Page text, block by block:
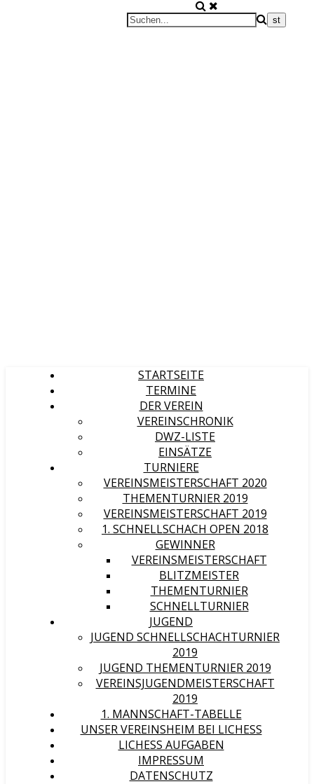
STARTSEITE
TERMINE
DER VEREIN
VEREINSCHRONIK
DWZ-LISTE
EINSÄTZE
TURNIERE
VEREINSMEISTERSCHAFT 2020
THEMENTURNIER 2019
VEREINSMEISTERSCHAFT 2019
1. SCHNELLSCHACH OPEN 2018
GEWINNER
VEREINSMEISTERSCHAFT
BLITZMEISTER
THEMENTURNIER
SCHNELLTURNIER
JUGEND
JUGEND SCHNELLSCHACHTURNIER
2019
JUGEND THEMENTURNIER 2019
VEREINSJUGENDMEISTERSCHAFT
2019
1. MANNSCHAFT-TABELLE
UNSER VEREINSHEIM BEI LICHESS
LICHESS AUFGABEN
IMPRESSUM
DATENSCHUTZ